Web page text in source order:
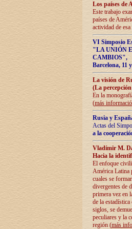
Los países de
Este trabajo
países de
actividad de
VI Simposio
"LA UNIÓN
CAMBIOS",
Barcelona, 11
La visión de
(La
En la
(más
Rusia y
Actas del
a la
Vladímir M.
Hacia la
El enfoque
América Latina
cuales se
divergentes de
primera vez en
de la
siglos, se
peculiares y la
región (más